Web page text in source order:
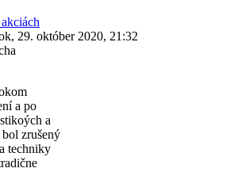
29. október 2020, 21:32
a po
a
zrušený
techniky